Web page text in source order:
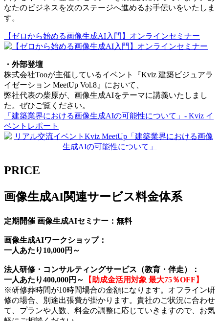
なたのビジネスを次のステージへ進めるお手伝いをいたしま
す。
【ゼロから始める画像生成AI入門】オンラインセミナー
・外部登壇
株式会社Tooが主催しているイベント『Kviz 建築ビジュアラ
イゼーション MeetUp Vol.8』において、
弊社代表の柴原が、画像生成AIをテーマに講義いたしまし
た。ぜひご覧ください。
「建築業界における画像生成AIの可能性について」- Kviz イ
ベントレポート
PRICE
画像生成AI関連サービス料金体系
定期開催 画像生成AIセミナー：無料
画像生成AIワークショップ：
一人あたり10,000円～
法人研修・コンサルティングサービス（教育・伴走）：
一人あたり400,000円～
【助成金活用対象 最大75％OFF】
※研修葬時間が10時間場合の金額になります。オフライン研
修の場合、別途出張費が掛かります。貴社のご状況に合わせ
て、プランや人数、料金の調整に応じていきますので、お気